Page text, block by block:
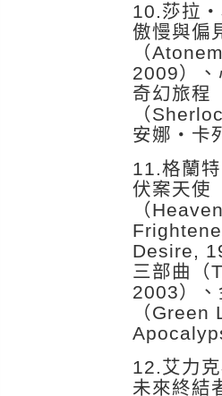
10.莎拉
傲慢與偏
（
2009）
奇幻旅程
（
安娜・卡
11.格蘭
伏案天使
（
Desire,
三部曲（
2003）
（
12.艾力
未來終結